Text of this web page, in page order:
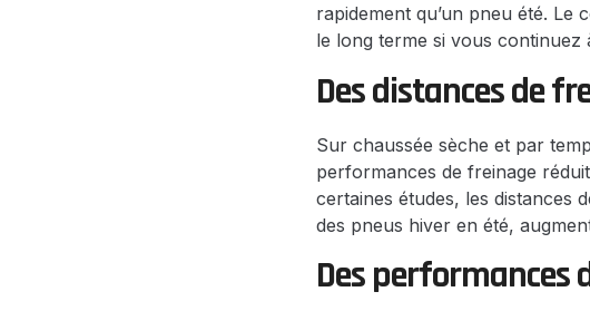
rapidement qu’un pneu été.
le long terme si vous continuez
Des distances de
Sur chaussée sèche et par
performances de freinage
certaines études, les distances
des pneus hiver en été,
Des performances